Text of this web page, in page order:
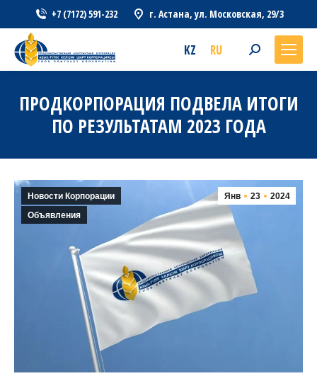
+7 (7172) 591-232 г. Астана, ул. Московская, 29/3
KZ RU Search:
ПРОДКОРПОРАЦИЯ ПОДВЕЛА ИТОГИ
ПО РЕЗУЛЬТАТАМ 2023 ГОДА
Янв 23 2024
Новости Корпорации
Объявления